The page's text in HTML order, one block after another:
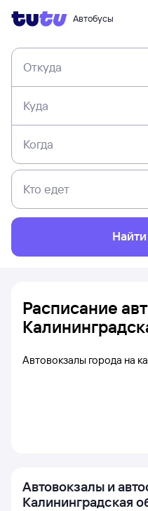
Автобусы
Откуда
Куда
Когда
Кто едет
Расписание
Автовокзалы города на
Автовокзалы и
Калининградская